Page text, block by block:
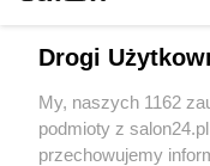
Sport
Społeczeństwo
Drogi
My, naszych 1162
podmioty z
przechowujemy